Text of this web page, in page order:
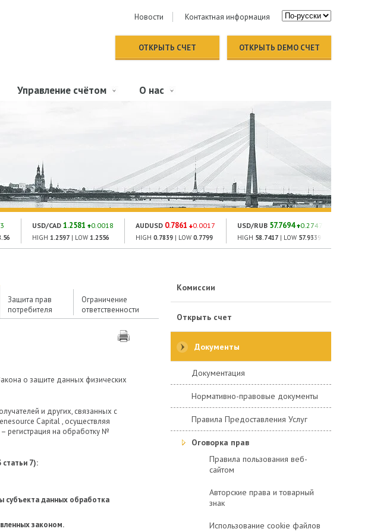
Новости Контактная информация
ОТКРЫТЬ СЧЕТ ОТКРЫТЬ DEMO СЧЕТ
Управление счётом О нас
USD/CAD 1.2581 0.0018
HIGH 1.2597 | LOW 1.2556
AUDUSD 0.7861 0.0017
HIGH 0.7839 | LOW 0.7799
USD/RUB 57.7694 0.2747
HIGH 58.7417 | LOW 57.9339
Защита прав
потребителя
Ограничение
ответственности
Комиссии
Открыть счет
Документы
Документация
Нормативно-правовые документы
Правила Предоставления Услуг
Оговорка прав
Правила пользования веб-
сайтом
Авторские права и товарный
знак
Использование cookie файлов
о защите данных физических
и других, связанных с
Capital , осуществляя
регистрация на обработку №
7):
субъекта данных обработка
законом.